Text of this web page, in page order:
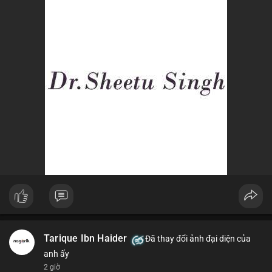
$64,500, khả năng tích lũy vẫn an toàn.
#btcmempool
Tarique Ibn Haider
Đã thay đổi ảnh đại diện của
anh ấy
2 giờ